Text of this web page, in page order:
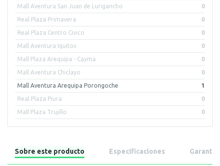
Mall Aventura San Juan de Lurigancho 0
Real Plaza Primavera 0
Real Plaza Centro Civico 0
Mall Aventura Iquitos 0
Mall Plaza Arequipa - Cayma 0
Mall Aventura Chiclayo 0
Mall Aventura Arequipa Porongoche 1
Real Plaza Piura 0
Mall Plaza Trujillo 0
Sobre este producto Especificaciones Garantía